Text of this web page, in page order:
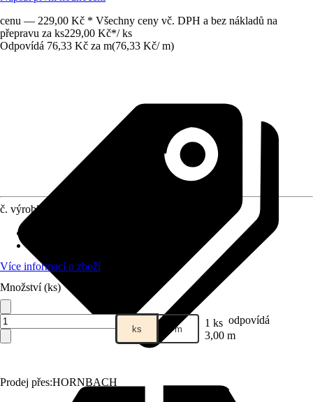
cenu — 229,00 Kč * Všechny ceny vč. DPH a bez nákladů na
přepravu za ks229,00 Kč*/ ks
Odpovídá 76,33 Kč za m(76,33 Kč/ m)
Prodej přes:HORNBACH
č. výrobku
Více informací o zboží
Množství (ks)
ks m 1 ks odpovídá
3,00 m